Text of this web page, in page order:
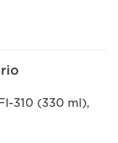
310 (330 ml),